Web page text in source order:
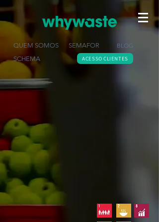
QUEM SOMOS SEMAFOR
BLOG
SCHEMA
ACESSO CLIENTES